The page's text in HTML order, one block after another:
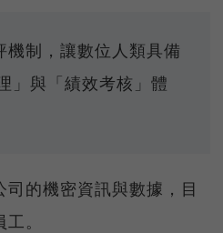
機制，讓數位人類具備
」與「績效考核」體
的機密資訊與數據，目
。